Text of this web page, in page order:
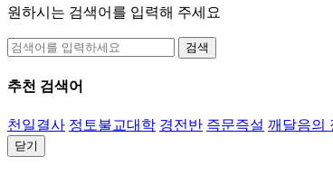
원하시는 검색어를 입력해 주세요
검색
추천 검색어
천일결사 정토불교대학 경전반 즉문즉설 깨달음의
닫기